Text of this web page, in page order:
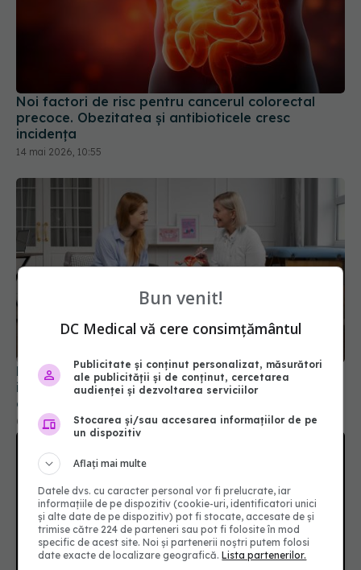
Noi factori de risc pentru cancerul colorectal
precoce. Obezitatea și antibioticele cresc
incidența
14 mai 2026, 10:55
Decesele provocate de acest cancer pot deveni
istorie. Descoperirea i-a uimit până și pe
cercetători
02 iul 2026, 14:50
Bun venit!
DC Medical vă cere consimțământul
Publicitate și conținut personalizat, măsurători
ale publicității și de conținut, cercetarea
audienței și dezvoltarea serviciilor
Stocarea și/sau accesarea informațiilor de pe
un dispozitiv
Aflați mai multe
Datele dvs. cu caracter personal vor fi prelucrate, iar
informațiile de pe dispozitiv (cookie-uri, identificatori unici
și alte date de pe dispozitiv) pot fi stocate, accesate de și
trimise către 224 de parteneri sau pot fi folosite în mod
specific de acest site. Noi și partenerii noștri putem folosi
date exacte de localizare geografică.Lista partenerilor.